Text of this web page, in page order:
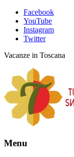
Facebook
YouTube
Instagram
Twitter
Vacanze in Toscana
Menu